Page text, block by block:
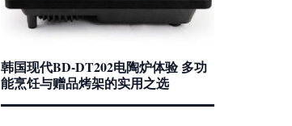
韩国现代BD-DT202电陶炉体验 多功
能烹饪与赠品烤架的实用之选